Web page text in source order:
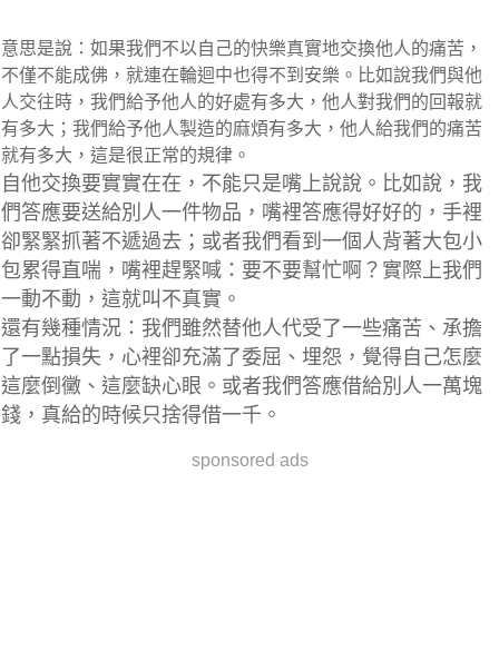
意思是說：如果我們不以自己的快樂真實地交換他人的痛苦，
不僅不能成佛，就連在輪迴中也得不到安樂。比如說我們與他
人交往時，我們給予他人的好處有多大，他人對我們的回報就
有多大；我們給予他人製造的麻煩有多大，他人給我們的痛苦
就有多大，這是很正常的規律。
自他交換要實實在在，不能只是嘴上說說。 比如說，我
們答應要送給別人一件物品，嘴裡答應得好好的，手裡
卻緊緊抓著不遞過去；或者我們看到一個人背著大包小
包累得直喘，嘴裡趕緊喊：要不要幫忙啊？實際上我們
一動不動，這就叫不真實。
還有幾種情況：我們雖然替他人代受了一些痛苦、承擔
了一點損失，心裡卻充滿了委屈、埋怨，覺得自己怎麼
這麼倒黴、這麼缺心眼。或者我們答應借給別人一萬塊
錢，真給的時候只捨得借一千。
sponsored ads